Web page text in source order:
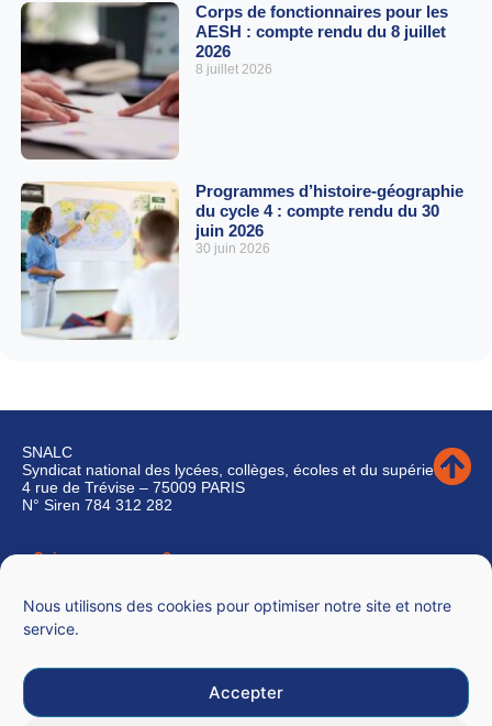
Nous utilisons des cookies pour optimiser notre site et notre
service.
Accepter
Corps de fonctionnaires pour les
AESH : compte rendu du 8 juillet
2026
8 juillet 2026
Programmes d’histoire-géographie
du cycle 4 : compte rendu du 30
juin 2026
30 juin 2026
SNALC
Syndicat national des lycées, collèges, écoles et du supérieur
4 rue de Trévise – 75009 PARIS
N° Siren 784 312 282
Qui sommes-nous ?